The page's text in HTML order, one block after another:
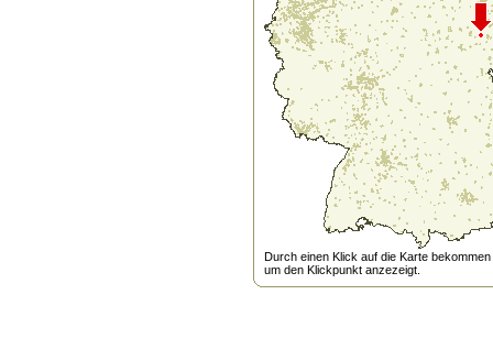
Durch einen Klick auf die Karte
um den Klickpunkt anzezeigt.